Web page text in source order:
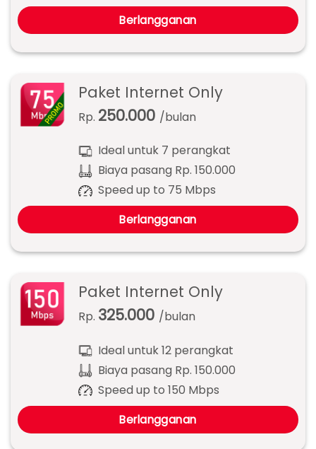
Berlangganan
Paket Internet Only
Rp. 250.000 /bulan
Ideal untuk 7 perangkat
Biaya pasang Rp. 150.000
Speed up to 75 Mbps
Berlangganan
Paket Internet Only
Rp. 325.000 /bulan
Ideal untuk 12 perangkat
Biaya pasang Rp. 150.000
Speed up to 150 Mbps
Berlangganan